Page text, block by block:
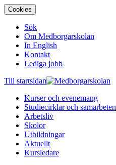
Cookies
Sök
Om Medborgarskolan
In English
Kontakt
Lediga jobb
Till startsidan
Kurser och evenemang
Studiecirklar och samarbeten
Arbetsliv
Skolor
Utbildningar
Aktuellt
Kursledare